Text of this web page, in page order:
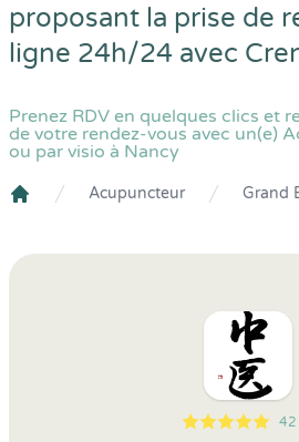
proposant la prise de
ligne 24h/24 avec
Prenez RDV en quelques clics et
de votre rendez-vous avec un(e)
ou par visio à Nancy
Acupuncteur Grand
5
1
5
42 42